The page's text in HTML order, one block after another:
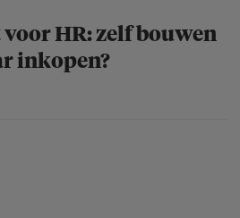
HR: zelf bouwen
inkopen?